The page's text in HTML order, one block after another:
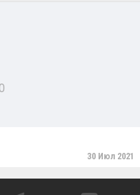
30 Июл 2021